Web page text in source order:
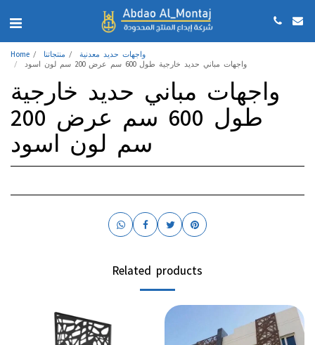
Home منتجاتنا واجهات حديد معدنية
واجهات مباني حديد خارجية طول 600 سم عرض 200 سم لون اسود
واجهات مباني حديد خارجية
طول 600 سم عرض 200
سم لون اسود
Related products